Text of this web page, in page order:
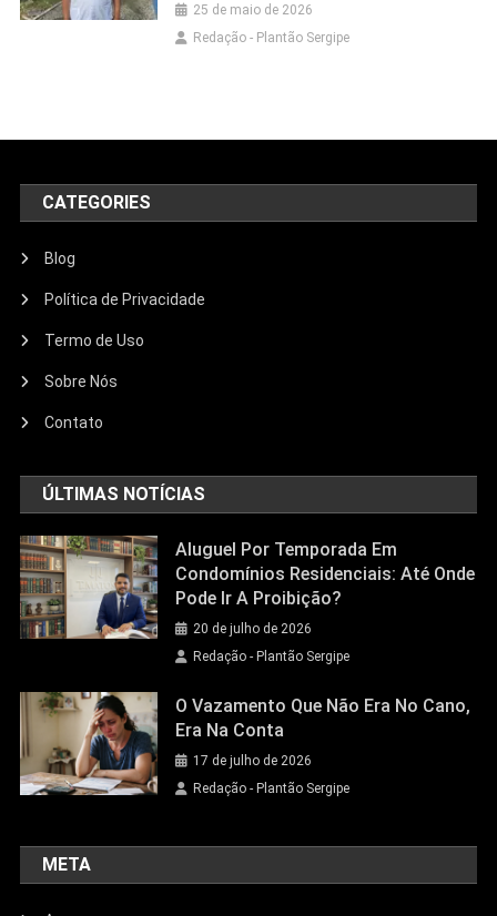
25 de maio de 2026
Redação - Plantão Sergipe
CATEGORIES
Blog
Política de Privacidade
Termo de Uso
Sobre Nós
Contato
ÚLTIMAS NOTÍCIAS
Aluguel Por Temporada Em
Condomínios Residenciais: Até Onde
Pode Ir A Proibição?
20 de julho de 2026
Redação - Plantão Sergipe
O Vazamento Que Não Era No Cano,
Era Na Conta
17 de julho de 2026
Redação - Plantão Sergipe
META